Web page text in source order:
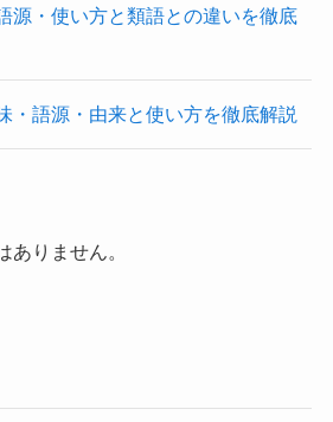
源・使い方と類語との違いを徹底
・語源・由来と使い方を徹底解説
ありません。